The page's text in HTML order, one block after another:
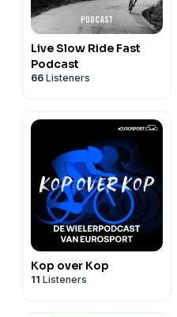
Live Slow Ride Fast
Podcast
66 Listeners
Kop over Kop
11 Listeners